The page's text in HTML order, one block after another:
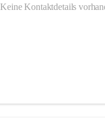
Keine Kontaktdetails